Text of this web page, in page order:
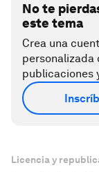
No te
este tema
Crea una
personalizada
publicaciones
Licencia y